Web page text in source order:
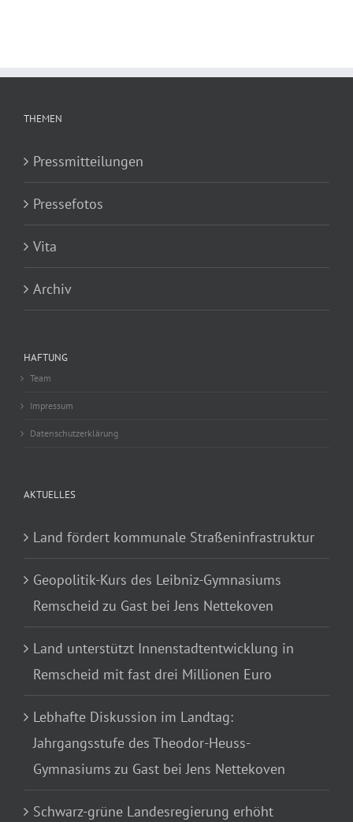
THEMEN
Pressmitteilungen
Pressefotos
Vita
Archiv
HAFTUNG
Team
Impressum
Datenschutzerklärung
AKTUELLES
Land fördert kommunale Straßeninfrastruktur
Geopolitik-Kurs des Leibniz-Gymnasiums
Remscheid zu Gast bei Jens Nettekoven
Land unterstützt Innenstadtentwicklung in
Remscheid mit fast drei Millionen Euro
Lebhafte Diskussion im Landtag:
Jahrgangsstufe des Theodor-Heuss-
Gymnasiums zu Gast bei Jens Nettekoven
Schwarz-grüne Landesregierung erhöht